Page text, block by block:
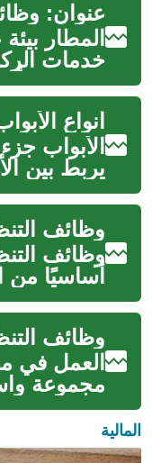
المطار
خدمات
والدعم
تقنية
الأبواب
يربط بين
والجمالية.
المواد
أبوا...
وظائف
أساسيًا من
المرافق
الريفية
المقال ...
العمل في
مجموعة
المهنية
والمؤسسي
المتخص...
المالية